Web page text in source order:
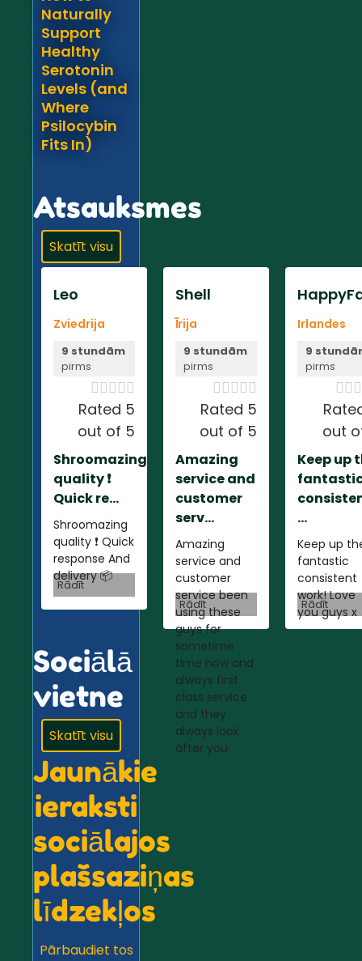
Naturally
Support
Healthy
Serotonin
Levels (and
Where
Psilocybin
Fits In)
Atsauksmes
Skatīt visu
Leo
Zviedrija
9 stundām
pirms

Rated 5
out of 5
Shroomazing
quality ❗️
Quick re...
Shroomazing
quality ❗️ Quick
response And
delivery 📦
Rādīt
Shell
Īrija
9 stundām
pirms

Rated 5
out of 5
Amazing
service and
customer
serv...
Amazing
service and
customer
service been
using these
guys for
sometime
time now and
always first
class service
and they
always look
after you
Rādīt
Irlandes
9
pirms

out
Keep up
...
Keep up
fantastic
consistent
work! Love
you guys x
Rādīt
Sociālā
vietne
Skatīt visu
Jaunākie
ieraksti
sociālajos
plašsaziņas
līdzekļos
Pārbaudiet tos